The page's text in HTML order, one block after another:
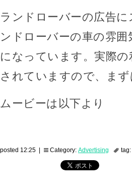
ランドローバーの広告
ンドローバーの車の雰
になっています。実際
されていますので、ま
ムービーは以下より
posted 12:25 | Category: Advertising tag: